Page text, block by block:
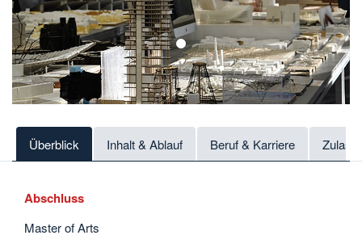
1
Überblick Inhalt & Ablauf Beruf & Karriere
Abschluss
Master of Arts